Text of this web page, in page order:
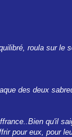
roula sur
des deux
qu'il
pour eux, pour